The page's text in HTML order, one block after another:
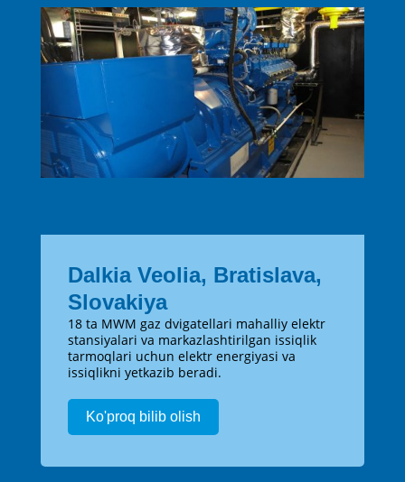
Dalkia Veolia, Bratislava,
Slovakiya
18 ta MWM gaz dvigatellari mahalliy elektr
stansiyalari va markazlashtirilgan issiqlik
tarmoqlari uchun elektr energiyasi va
issiqlikni yetkazib beradi.
Ko'proq bilib olish